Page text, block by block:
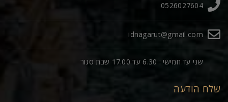
0526027604
idnagarut@gmail.com
שני עד חמישי : 6.30 עד 17.00 שבת סגור
שלח הודעה